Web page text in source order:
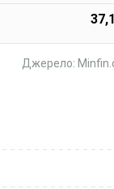
Джерело: